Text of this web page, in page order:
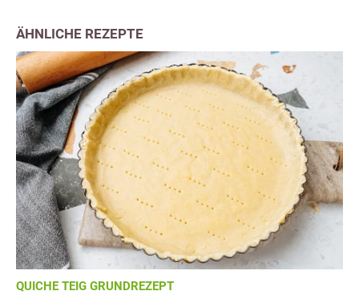
ÄHNLICHE REZEPTE
QUICHE TEIG GRUNDREZEPT